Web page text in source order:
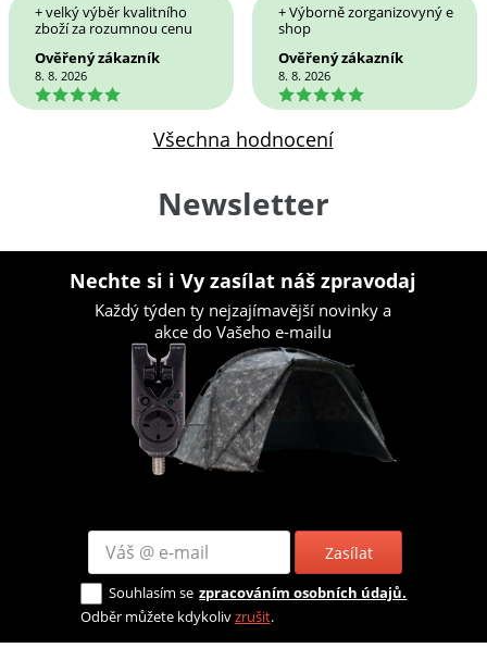
+ velký výběr kvalitního
zboží za rozumnou cenu
Ověřený zákazník
8. 8. 2026
5
+ Výborně zorganizovyný e
shop
Ověřený zákazník
8. 8. 2026
5
Všechna hodnocení
Newsletter
Nechte si i Vy zasílat náš zpravodaj
Každý týden ty nejzajímavější novinky a
akce do Vašeho e-mailu
Zasílat
Souhlasím se zpracováním osobních údajů.
Odběr můžete kdykolivzrušit.